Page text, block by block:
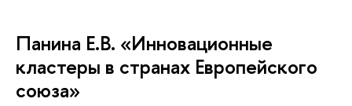
Панина Е.В. «Инновационные
кластеры в странах Европейского
союза»